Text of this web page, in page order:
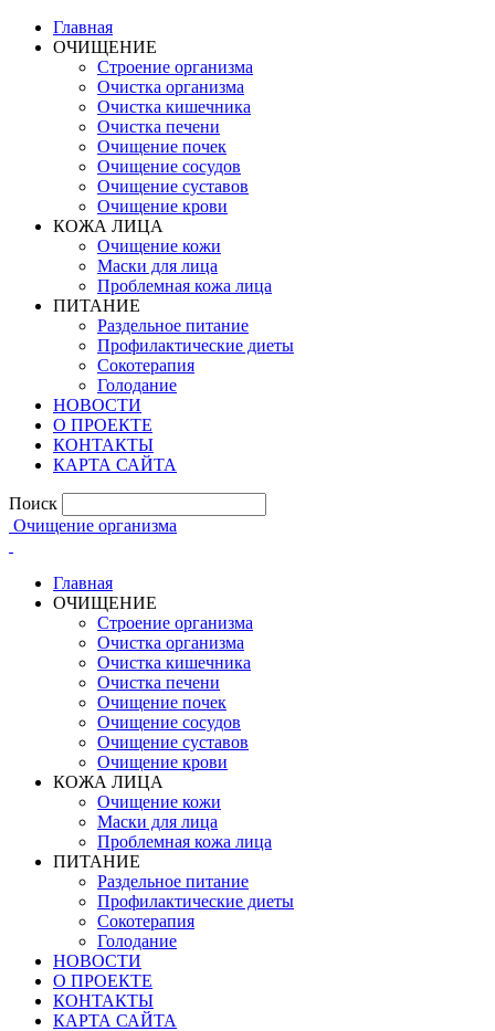
Главная
ОЧИЩЕНИЕ
Строение организма
Очистка организма
Очистка кишечника
Очистка печени
Очищение почек
Очищение сосудов
Очищение суставов
Очищение крови
КОЖА ЛИЦА
Очищение кожи
Маски для лица
Проблемная кожа лица
ПИТАНИЕ
Раздельное питание
Профилактические диеты
Сокотерапия
Голодание
НОВОСТИ
О ПРОЕКТЕ
КОНТАКТЫ
КАРТА САЙТА
Поиск
Очищение организма
Главная
ОЧИЩЕНИЕ
Строение организма
Очистка организма
Очистка кишечника
Очистка печени
Очищение почек
Очищение сосудов
Очищение суставов
Очищение крови
КОЖА ЛИЦА
Очищение кожи
Маски для лица
Проблемная кожа лица
ПИТАНИЕ
Раздельное питание
Профилактические диеты
Сокотерапия
Голодание
НОВОСТИ
О ПРОЕКТЕ
КОНТАКТЫ
КАРТА САЙТА